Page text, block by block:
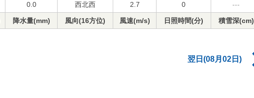
0.0 西北西 2.7 0 ---
降水量(mm) 風向(16方位) 風速(m/s) 日照時間(分) 積雪深(cm)
翌日(08月02日)